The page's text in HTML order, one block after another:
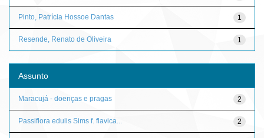
1
Pinto, Patrícia Hossoe Dantas
1
Resende, Renato de Oliveira
Assunto
2
Maracujá - doenças e pragas
2
Passiflora edulis Sims f. flavica...